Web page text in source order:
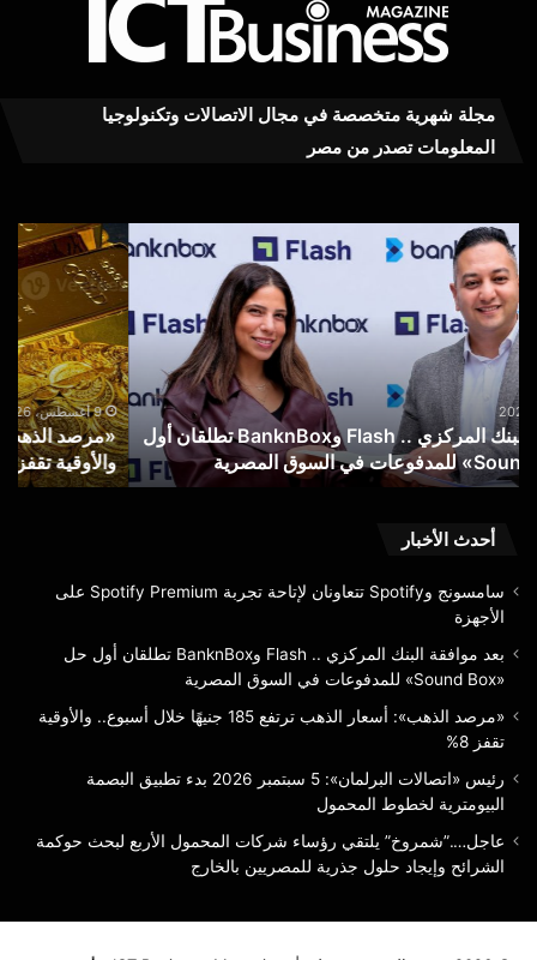
مجلة شهرية متخصصة في مجال الاتصالات وتكنولوجيا
المعلومات تصدر من مصر
«مرصد
الذهب»:
أسعار
الذهب
ترتفع
185
جنيهًا
خلال
أسبوع..
والأوقية
تقفز
«مرصد الذهب»: أسعار الذهب ترتفع 185 جنيهًا خلال أسبوع..
والأوقية تقفز 8%
بدء
أحدث الأخبار
سامسونج وSpotify تتعاونان لإتاحة تجربة Spotify Premium على
الأجهزة
بعد موافقة البنك المركزي .. Flash وBanknBox تطلقان أول حل
«Sound Box» للمدفوعات في السوق المصرية
«مرصد الذهب»: أسعار الذهب ترتفع 185 جنيهًا خلال أسبوع.. والأوقية
تقفز 8%
رئيس «اتصالات البرلمان»: 5 سبتمبر 2026 بدء تطبيق البصمة
البيومترية لخطوط المحمول
عاجل….”شمروخ” يلتقي رؤساء شركات المحمول الأربع لبحث حوكمة
الشرائح وإيجاد حلول جذرية للمصريين بالخارج